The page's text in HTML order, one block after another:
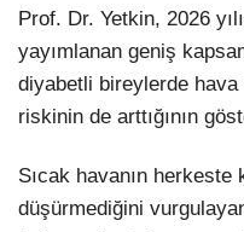
Prof. Dr. Yetkin, 2026
yayımlanan geniş
diyabetli bireylerde hava
riskinin de arttığının
Sıcak havanın
düşürmediğini